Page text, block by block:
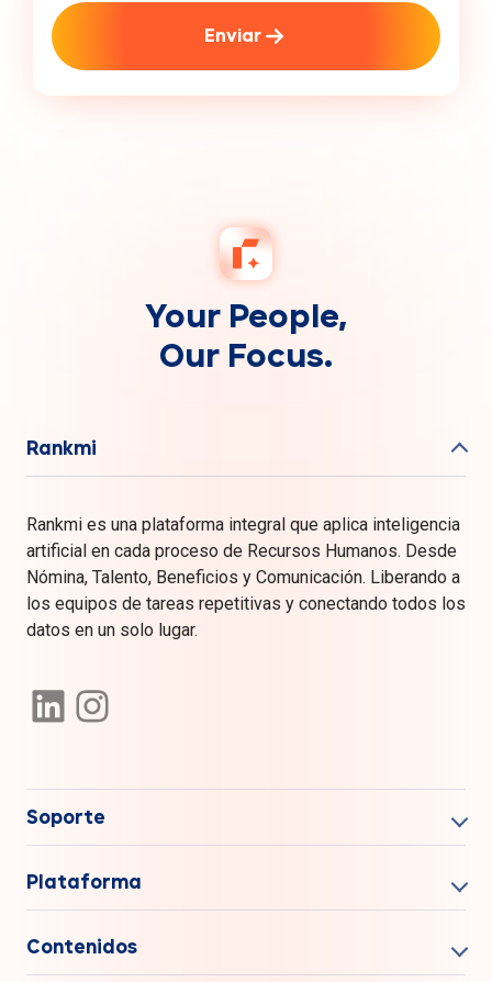
Enviar
Your People,
Our Focus.
Rankmi
Rankmi es una plataforma integral que aplica inteligencia
artificial en cada proceso de Recursos Humanos. Desde
Nómina, Talento, Beneficios y Comunicación. Liberando a
los equipos de tareas repetitivas y conectando todos los
datos en un solo lugar.
Soporte
Plataforma
Contenidos